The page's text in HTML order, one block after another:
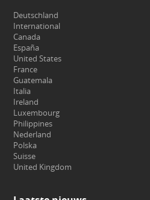
Deutschland
International
Canada
España
United States
France
Guatemala
Italia
Ireland
Luxembourg
Philippines
Nederland
Polska
Suisse
United Kingdom